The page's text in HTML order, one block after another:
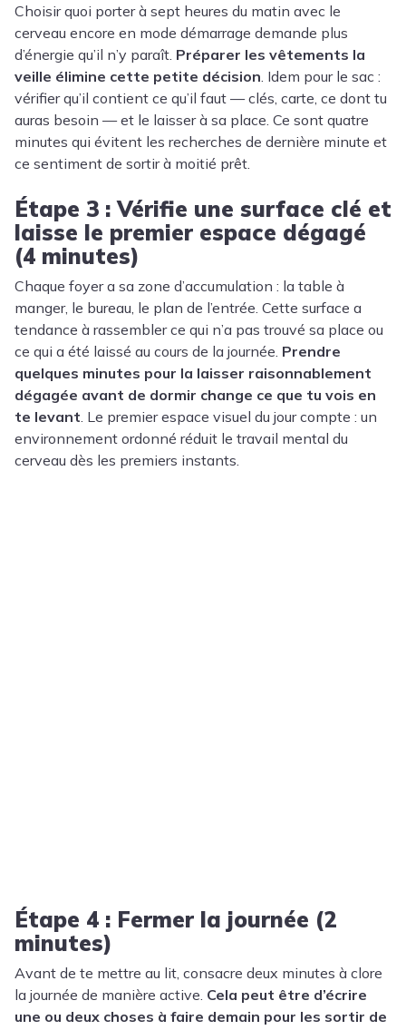
Choisir quoi porter à sept heures du matin avec le
cerveau encore en mode démarrage demande plus
d’énergie qu’il n’y paraît. Préparer les vêtements la
veille élimine cette petite décision . Idem pour le sac :
vérifier qu’il contient ce qu’il faut — clés, carte, ce dont tu
auras besoin — et le laisser à sa place. Ce sont quatre
minutes qui évitent les recherches de dernière minute et
ce sentiment de sortir à moitié prêt.
Étape 3 : Vérifie une surface clé et
laisse le premier espace dégagé
(4 minutes)
Chaque foyer a sa zone d’accumulation : la table à
manger, le bureau, le plan de l’entrée. Cette surface a
tendance à rassembler ce qui n’a pas trouvé sa place ou
ce qui a été laissé au cours de la journée. Prendre
quelques minutes pour la laisser raisonnablement
dégagée avant de dormir change ce que tu vois en
te levant . Le premier espace visuel du jour compte : un
environnement ordonné réduit le travail mental du
cerveau dès les premiers instants.
Étape 4 : Fermer la journée (2
minutes)
Avant de te mettre au lit, consacre deux minutes à clore
la journée de manière active. Cela peut être d’écrire
une ou deux choses à faire demain pour les sortir de